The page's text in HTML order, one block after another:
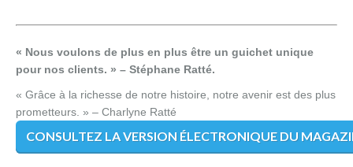
« Nous voulons de plus en plus être un guichet unique
pour nos clients. » – Stéphane Ratté.
« Grâce à la richesse de notre histoire, notre avenir est des plus
prometteurs. » – Charlyne Ratté
CONSULTEZ LA VERSION ÉLECTRONIQUE DU